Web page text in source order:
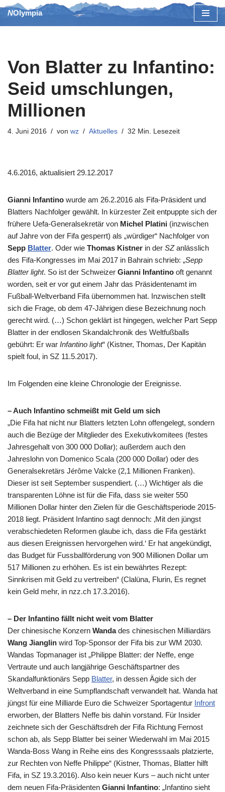
Zum
NOlympia
Von Blatter zu Infantino:
Seid umschlungen,
Millionen
4. Juni 2016 von wz Aktuelles 32 Min. Lesezeit
4.6.2016, aktualisiert 29.12.2017
Gianni Infantino wurde am 26.2.2016 als Fifa-Präsident und
Blatters Nachfolger gewählt. In kürzester Zeit entpuppte sich der
frühere Uefa-Generalsekretär von Michel Platini (inzwischen
auf Jahre von der Fifa gesperrt) als „würdiger“ Nachfolger von
Sepp Blatter. Oder wie Thomas Kistner in der SZanlässlich
des Fifa-Kongresses im Mai 2017 in Bahrain schrieb: „Sepp
Blatter light. So ist der Schweizer Gianni Infantino oft genannt
worden, seit er vor gut einem Jahr das Präsidentenamt im
Fußball-Weltverband Fifa übernommen hat. Inzwischen stellt
sich die Frage, ob dem 47-Jährigen diese Bezeichnung noch
gerecht wird. (…) Schon geklärt ist hingegen, welcher Part Sepp
Blatter in der endlosen Skandalchronik des Weltfußballs
gebührt: Er war Infantino light“ (Kistner, Thomas, Der Kapitän
spielt foul, in SZ 11.5.2017).
Im Folgenden eine kleine Chronologie der Ereignisse.
– Auch Infantino schmeißt mit Geld um sich
„Die Fifa hat nicht nur Blatters letzten Lohn offengelegt, sondern
auch die Bezüge der Mitglieder des Exekutivkomitees (festes
Jahresgehalt von 300 000 Dollar); außerdem auch den
Jahreslohn von Domenico Scala (200 000 Dollar) oder des
Generalsekretärs Jérôme Valcke (2,1 Millionen Franken).
Dieser ist seit September suspendiert. (…) Wichtiger als die
transparenten Löhne ist für die Fifa, dass sie weiter 550
Millionen Dollar hinter den Zielen für die Geschäftsperiode 2015-
2018 liegt. Präsident Infantino sagt dennoch: ‚Mit den jüngst
verabschiedeten Reformen glaube ich, dass die Fifa gestärkt
aus diesen Ereignissen hervorgehen wird.‘ Er hat angekündigt,
das Budget für Fussballförderung von 900 Millionen Dollar um
517 Millionen zu erhöhen. Es ist ein bewährtes Rezept:
Sinnkrisen mit Geld zu vertreiben“ (Clalüna, Flurin, Es regnet
kein Geld mehr, in nzz.ch 17.3.2016).
– Der Infantino fällt nicht weit vom Blatter
Der chinesische Konzern Wandades chinesischen Milliardärs
Wang Jianglin wird Top-Sponsor der Fifa bis zur WM 2030.
Wandas Topmanager ist „Philippe Blatter: der Neffe, enge
Vertraute und auch langjährige Geschäftspartner des
Skandalfunktionärs Sepp Blatter, in dessen Ägide sich der
Weltverband in eine Sumpflandschaft verwandelt hat. Wanda hat
jüngst für eine Milliarde Euro die Schweizer Sportagentur Infront
erworben, der Blatters Neffe bis dahin vorstand. Für Insider
zeichnete sich der Geschäftsdreh der Fifa Richtung Fernost
schon ab, als Sepp Blatter bei seiner Wiederwahl im Mai 2015
Wanda-Boss Wang in Reihe eins des Kongresssaals platzierte,
zur Rechten von Neffe Philippe“ (Kistner, Thomas, Blatter hilft
Fifa, in SZ 19.3.2016). Also kein neuer Kurs – auch nicht unter
dem neuen Fifa-Präsidenten Gianni Infantino: „Infantino sieht